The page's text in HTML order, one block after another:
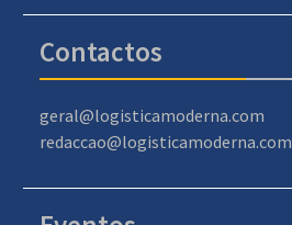
Contactos
geral@logisticamoderna.com
redaccao@logisticamoderna.com